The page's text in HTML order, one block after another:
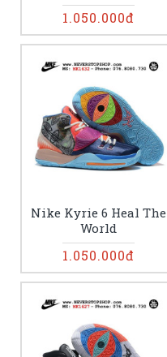
1.050.000đ
Nike Kyrie 6 Heal The
World
1.050.000đ